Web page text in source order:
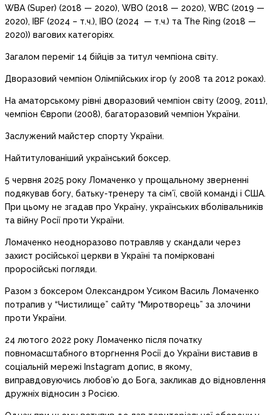
WBA (Super) (2018 — 2020), WBO (2018 — 2020), WBC (2019 —
2020), IBF (2024 – т.ч.), IBO (2024 — т.ч.) та The Ring (2018 —
2020)) вагових категоріях.
Загалом переміг 14 бійців за титул чемпіона світу.
Дворазовий чемпіон Олімпійських ігор (у 2008 та 2012 роках).
На аматорському рівні дворазовий чемпіон світу (2009, 2011),
чемпіон Європи (2008), багаторазовий чемпіон України.
Заслужений майстер спорту України.
Найтитулованіший український боксер.
5 червня 2025 року Ломаченко у прощальному зверненні
подякував богу, батьку-тренеру та сім’ї, своїй команді і США.
При цьому не згадав про Україну, українських вболівальників
та війну Росії проти України.
Ломаченко неодноразово потравляв у скандали через
захист російської церкви в Україні та помірковані
проросійські погляди.
Разом з боксером Олександром Усиком Василь Ломаченко
потрапив у “Чистилище” сайту “Миротворець” за злочини
проти України.
24 лютого 2022 року Ломаченко після початку
повномасштабного вторгнення Росії до України виставив в
соціальній мережі Instagram допис, в якому,
виправдовуючись любов’ю до Бога, закликав до відновлення
дружніх відносин з Росією.